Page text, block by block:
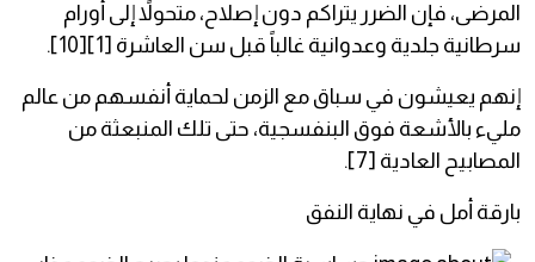
المرضى، فإن الضرر يتراكم دون إصلاح، متحولاً إلى أورام
سرطانية جلدية وعدوانية غالباً قبل سن العاشرة [1][10].
إنهم يعيشون في سباق مع الزمن لحماية أنفسهم من عالم
مليء بالأشعة فوق البنفسجية، حتى تلك المنبعثة من
المصابيح العادية [7].
بارقة أمل في نهاية النفق